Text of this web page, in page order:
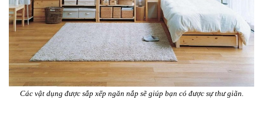
Các vật dụng được sắp xếp ngăn nắp sẽ giúp bạn có được sự thư giãn.